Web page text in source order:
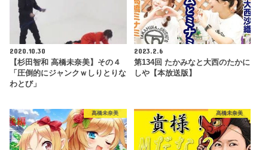
2020.10.30
【杉田智和 高橋未奈美】その４
「圧倒的にジャンクｗしりとりな
わとび」
2023.2.6
第134回 たかみなと大西のたかに
しや【本放送版】
高橋未奈美 高橋未奈美